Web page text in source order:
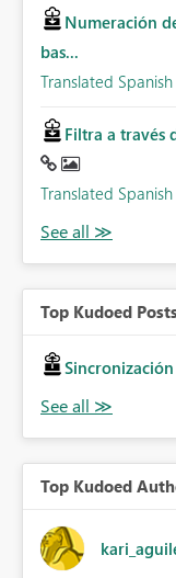
Numeración
bas...
Translated
Filtra a través
Translated
Top Kudoed
Top Kudoed